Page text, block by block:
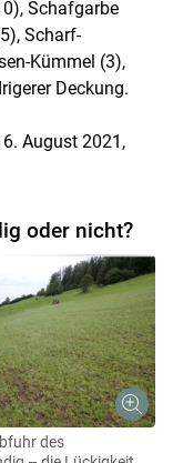
Schafgarbe
Scharf-
Kümmel (3),
Deckung.
August 2021,
oder nicht?
des